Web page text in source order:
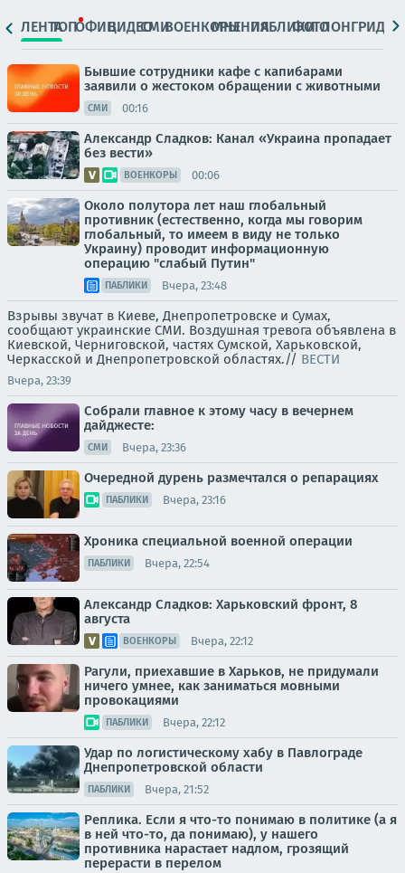
ЛЕНТАТОПОФИЦ.ВИДЕОСМИВОЕНКОРЫМНЕНИЯПАБЛИКИ
ФОТОЛОНГРИДЫ
Бывшие сотрудники кафе с капибарами
заявили о жестоком обращении с животными
СМИ 00:16
Александр Сладков: Канал «Украина пропадает
без вести»
ВОЕНКОРЫ 00:06
Около полутора лет наш глобальный
противник (естественно, когда мы говорим
глобальный, то имеем в виду не только
Украину) проводит информационную
операцию "слабый Путин"
ПАБЛИКИ Вчера, 23:48
Взрывы звучат в Киеве, Днепропетровске и Сумах,
сообщают украинские СМИ. Воздушная тревога объявлена в
Киевской, Черниговской, частях Сумской, Харьковской,
Черкасской и Днепропетровской областях.// ВЕСТИ
Вчера, 23:39
Собрали главное к этому часу в вечернем
дайджесте:
СМИ Вчера, 23:36
Очередной дурень размечтался о репарациях
ПАБЛИКИ Вчера, 23:16
Хроника специальной военной операции
ПАБЛИКИ Вчера, 22:54
Александр Сладков: Харьковский фронт, 8
августа
ВОЕНКОРЫ Вчера, 22:12
Рагули, приехавшие в Харьков, не придумали
ничего умнее, как заниматься мовными
провокациями
ПАБЛИКИ Вчера, 22:12
Удар по логистическому хабу в Павлограде
Днепропетровской области
ПАБЛИКИ Вчера, 21:52
Реплика. Если я что-то понимаю в политике (а я
в ней что-то, да понимаю), у нашего
противника нарастает надлом, грозящий
перерасти в перелом